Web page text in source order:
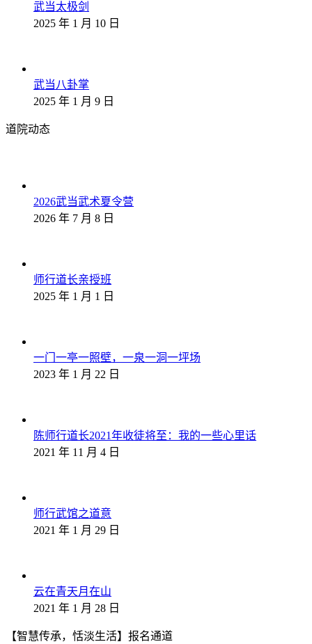
武当太极剑
2025 年 1 月 10 日
武当八卦掌
2025 年 1 月 9 日
道院动态
2026武当武术夏令营
2026 年 7 月 8 日
师行道长亲授班
2025 年 1 月 1 日
一门一亭一照壁，一泉一洞一坪场
2023 年 1 月 22 日
陈师行道长2021年收徒将至：我的一些心里话
2021 年 11 月 4 日
师行武馆之道意
2021 年 1 月 29 日
云在青天月在山
2021 年 1 月 28 日
【智慧传承，恬淡生活】报名通道